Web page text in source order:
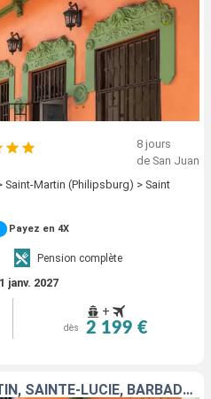
8 jours
de San Juan
Saint-Martin (Philipsburg) > Saint
Payez en 4X
Pension complète
janv. 2027
+
dès 2 199 €
PORTO RICO, SAINT-MARTIN, SAINTE-LUCIE, BARBADE, GUADELOUPE, SAINT-THOMAS, TORTOLA